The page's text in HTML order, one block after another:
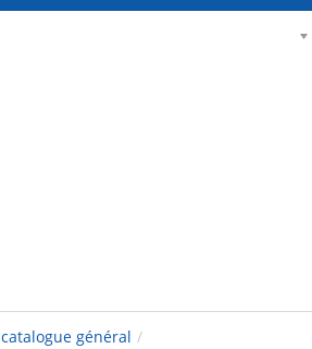
catalogue général /